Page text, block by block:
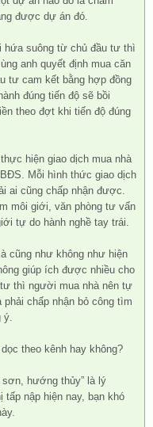
được dự án đó.
hứa suông từ chủ đầu tư thì
anh quyết định mua căn
tư cam kết bằng hợp đồng
đúng tiến độ sẽ bồi
theo đợt khi tiến độ đúng
hiện giao dịch mua nhà
Mỗi hình thức giao dịch
ai cũng chấp nhận được.
môi giới, văn phòng tư vấn
tự do hành nghề tay trái.
cũng như không như hiện
giúp ích được nhiều cho
thì người mua nhà nên tự
chấp nhận bỏ công tìm
ý.
theo kênh hay không?
hướng thủy” là lý
nập hiện nay, bạn khó